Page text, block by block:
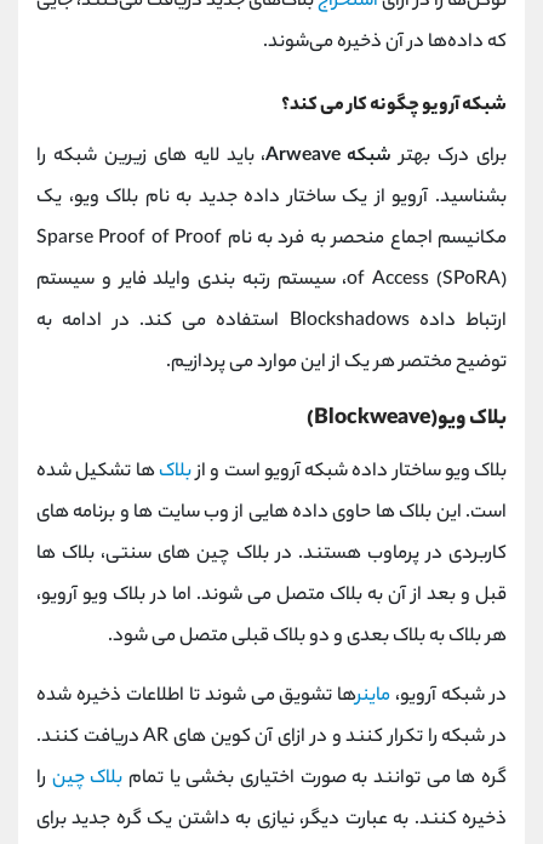
که داده‌ها در آن ذخیره می‌شوند.
شبکه آرویو چگونه کار می کند؟
برای درک بهتر شبکه Arweave
، باید لایه های زیرین شبکه را
بشناسید. آرویو از یک ساختار داده جدید به نام بلاک ویو، یک
مکانیسم اجماع منحصر به فرد به نام Sparse Proof of Proof
of Access (SPoRA)، سیستم رتبه بندی وایلد فایر و سیستم
ارتباط داده Blockshadows استفاده می کند. در ادامه به
توضیح مختصر هر یک از این موارد می پردازیم.
بلاک ویو(Blockweave)
بلاک ویو ساختار داده شبکه آرویو است و ازبلاکها تشکیل شده
است. این بلاک ها حاوی داده هایی از وب سایت ها و برنامه های
کاربردی در پرماوب هستند. در بلاک چین های سنتی، بلاک ها
قبل و بعد از آن به بلاک متصل می شوند. اما در بلاک ویو آرویو،
هر بلاک به بلاک بعدی و دو بلاک قبلی متصل می شود.
در شبکه آرویو، ماینرها تشویق می شوند تا اطلاعات ذخیره شده
در شبکه را تکرار کنند و در ازای آن کوین های AR دریافت کنند.
گره ها می توانند به صورت اختیاری بخشی یا تمام بلاک چین را
ذخیره کنند. به عبارت دیگر، نیازی به داشتن یک گره جدید برای